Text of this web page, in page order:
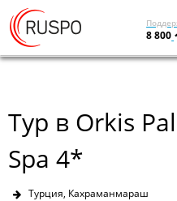
8 800
Тур в Orkis
Spa 4*
Турция, Кахраманмараш